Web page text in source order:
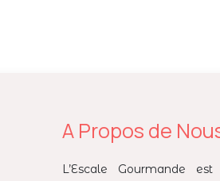
A Propos de
L’Escale Gourmande